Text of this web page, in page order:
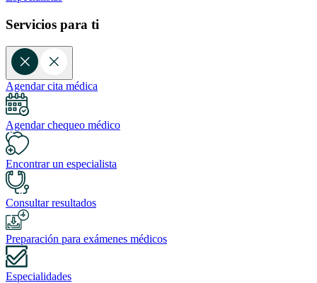
Servicios para ti
Agendar cita médica
Agendar chequeo médico
Encontrar un especialista
Consultar resultados
Preparación para exámenes médicos
Especialidades